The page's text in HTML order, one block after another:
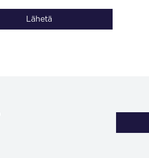
Lähetä